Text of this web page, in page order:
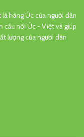
hàng Úc của người dân
cầu nối Úc - Việt và giúp
lượng của người dân